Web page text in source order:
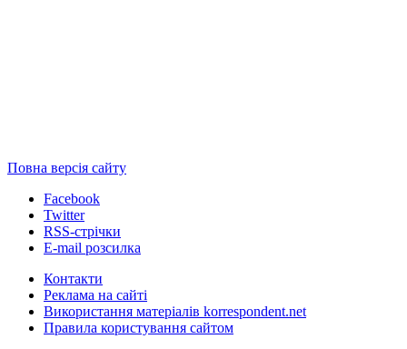
Повна версія сайту
Facebook
Twitter
RSS-стрічки
E-mail розсилка
Контакти
Реклама на сайті
Використання матеріалів korrespondent.net
Правила користування сайтом